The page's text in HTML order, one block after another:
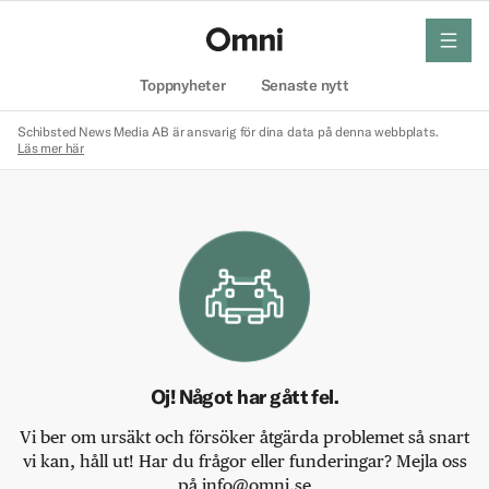
Toppnyheter Senaste nytt
meny
Schibsted News Media AB är ansvarig för dina data på denna webbplats.
Läs mer här
Oj! Något har gått fel.
Vi ber om ursäkt och försöker åtgärda problemet så snart
vi kan, håll ut! Har du frågor eller funderingar? Mejla oss